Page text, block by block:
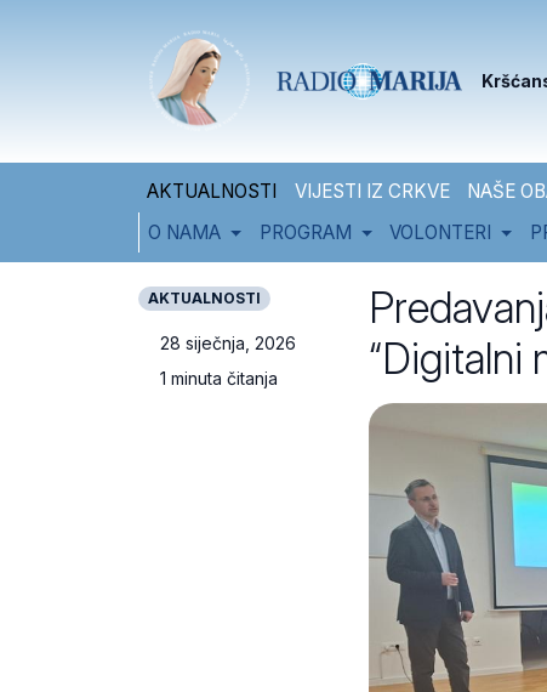
AKTUALNOSTI VIJESTI IZ CRKVE NAŠE
O NAMA
PROGRAM VOLONTERI
AKTUALNOSTI
28 siječnja, 2026
1 minuta čitanja
“Digitalni